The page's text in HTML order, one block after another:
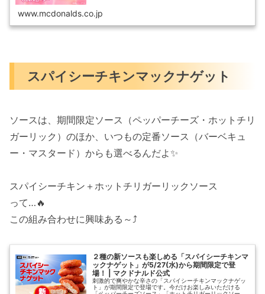
www.mcdonalds.co.jp
スパイシーチキンマックナゲット
ソースは、期間限定ソース（ペッパーチーズ・ホットチリ
ガーリック）のほか、いつもの定番ソース（バーベキュ
ー・マスタード）からも選べるんだよ✨️
スパイシーチキン＋ホットチリガーリックソース
って…🔥
この組み合わせに興味ある～⤴️
２種の新ソースも楽しめる「スパイシーチキンマ
ックナゲット」が5/27(水)から期間限定で登
場！ | マクドナルド公式
刺激的で爽やかな辛さの「スパイシーチキンマックナゲッ
ト」が期間限定で登場です。今だけお楽しみいただける